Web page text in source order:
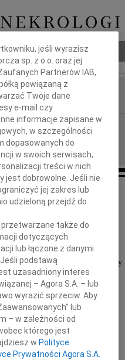
Pani
Towarnickiej
współczucia i słowa otuchy
z powodu śmierci
Mamy
jeśli wyrazisz
sp. z o.o. oraz jej
Zaufanych Partnerów IAB,
powiązaną z
Twoje dane
e-mail czy
informacje zapisane w
w szczególności
dopasowanych do
w swoich serwisach,
treści w nich
jest dobrowolne. Jeśli nie
jej zakres lub
udzieloną przejdź do
także do
dotyczących
lub łączone z danymi
podstawą
uzasadniony interes
– Agora S.A. – lub
wyrazić sprzeciw. Aby
lub
– w zależności od
którego jest
w Polityce
Prywatności Agora S.A.